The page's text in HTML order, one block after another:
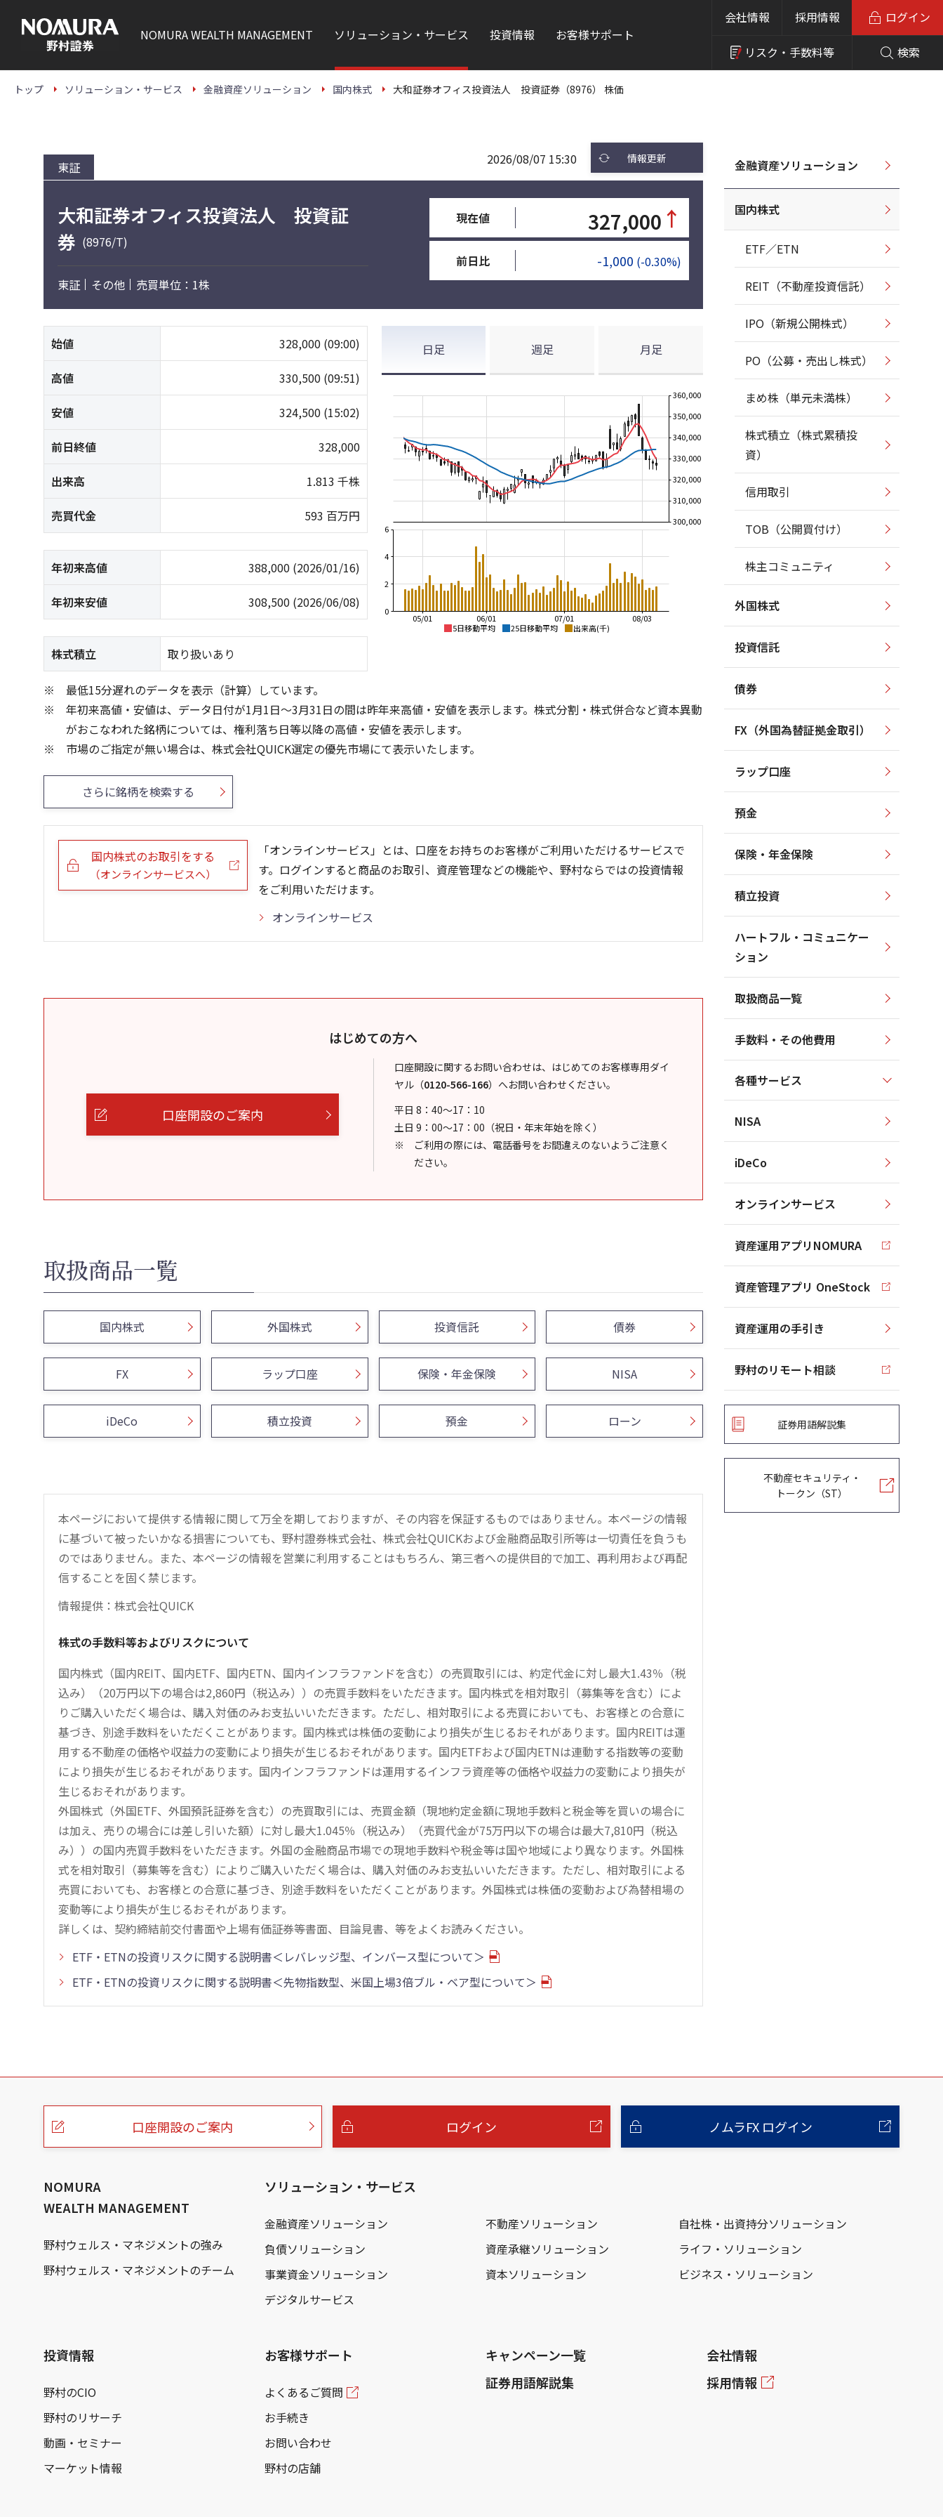
本
NOMURAWEALTH MANAGEMENT ソリューション・サービス 投資情報 お客様サポート
会社情報 採用情報
リスク・ 手数料等 検索
ログイン
トップ ソリューション・サービス 金融資産ソリューション 国内株式 大和証券オフィス投資法人 投資証券（8976） 株価
東証 2026/08/07 15:30 情報更新
大和証券オフィス投資法人 投資証
券 (8976/T)
東証 その他 売買単位：1株
現在値 327,000 ↑
前日比 -1,000 (-0.30%)
始値 328,000 (09:00)
高値 330,500 (09:51)
安値 324,500 (15:02)
前日終値 328,000
出来高 1.813 千株
売買代金 593 百万円
年初来高値 388,000 (2026/01/16)
年初来安値 308,500 (2026/06/08)
株式積立 取り扱いあり
日足 週足 月足
5日移動平均 25日移動平均 出来高(千)
08/03
07/01
06/01
05/01
300,000
310,000
320,000
330,000
340,000
350,000
360,000
0
2
4
6
0
1
360,000
0
1
最低15分遅れのデータを表示（計算）しています。
年初来高値・安値は、データ日付が1月1日～3月31日の間は昨年来高値・安値を表示します。株式分割・株式併合など資本異動
がおこなわれた銘柄については、権利落ち日等以降の高値・安値を表示します。
市場のご指定が無い場合は、株式会社QUICK選定の優先市場にて表示いたします。
さらに銘柄を検索する
国内株式のお取引をする
（オンラインサービスへ）
「オンラインサービス」とは、口座をお持ちのお客様がご利用いただけるサービスで
す。ログインすると商品のお取引、資産管理などの機能や、野村ならではの投資情報
をご利用いただけます。
オンラインサービス
はじめての方へ
口座開設のご案内
口座開設に関するお問い合わせは、はじめてのお客様専用ダイ
ヤル （0120-566-166） へお問い合わせください。
平日 8：40～17：10
土日 9：00～17：00（祝日・年末年始を除く）
ご利用の際には、電話番号をお間違えのないようご注意く
ださい。
取扱商品一覧
国内株式 外国株式 投資信託 債券
FX ラップ口座 保険・年金保険 NISA
iDeCo 積立投資 預金 ローン
本ページにおいて提供する情報に関して万全を期しておりますが、その内容を保証するものではありません。本ページの情報
に基づいて被ったいかなる損害についても、野村證券株式会社、株式会社QUICKおよび金融商品取引所等は一切責任を負うも
のではありません。また、本ページの情報を営業に利用することはもちろん、第三者への提供目的で加工、再利用および再配
信することを固く禁じます。
情報提供：株式会社QUICK
株式の手数料等およびリスクについて
国内株式（国内REIT、国内ETF、国内ETN、国内インフラファンドを含む）の売買取引には、約定代金に対し最大1.43％（税
込み）（20万円以下の場合は2,860円（税込み））の売買手数料をいただきます。国内株式を相対取引（募集等を含む）によ
りご購入いただく場合は、購入対価のみお支払いいただきます。ただし、相対取引による売買においても、お客様との合意に
基づき、別途手数料をいただくことがあります。国内株式は株価の変動により損失が生じるおそれがあります。国内REITは運
用する不動産の価格や収益力の変動により損失が生じるおそれがあります。国内ETFおよび国内ETNは連動する指数等の変動
により損失が生じるおそれがあります。国内インフラファンドは運用するインフラ資産等の価格や収益力の変動により損失が
生じるおそれがあります。
外国株式（外国ETF、外国預託証券を含む）の売買取引には、売買金額（現地約定金額に現地手数料と税金等を買いの場合に
は加え、売りの場合には差し引いた額）に対し最大1.045％（税込み）（売買代金が75万円以下の場合は最大7,810円（税込
み））の国内売買手数料をいただきます。外国の金融商品市場での現地手数料や税金等は国や地域により異なります。外国株
式を相対取引（募集等を含む）によりご購入いただく場合は、購入対価のみお支払いいただきます。ただし、相対取引による
売買においても、お客様との合意に基づき、別途手数料をいただくことがあります。外国株式は株価の変動および為替相場の
変動等により損失が生じるおそれがあります。
詳しくは、契約締結前交付書面や上場有価証券等書面、目論見書、等をよくお読みください。
ETF・ETNの投資リスクに関する説明書＜レバレッジ型、インバース型について＞
ETF・ETNの投資リスクに関する説明書＜先物指数型、米国上場3倍ブル・ベア型について＞
金融資産ソリューション
国内株式
ETF／ETN
REIT（不動産投資信託）
IPO（新規公開株式）
PO（公募・売出し株式）
まめ株（単元未満株）
株式積立（株式累積投
資）
信用取引
TOB（公開買付け）
株主コミュニティ
外国株式
投資信託
債券
FX（外国為替証拠金取引）
ラップ口座
預金
保険・年金保険
積立投資
ハートフル・コミュニケー
ション
取扱商品一覧
手数料・その他費用
各種サービス
NISA
iDeCo
オンラインサービス
資産運用アプリNOMURA
資産管理アプリ OneStock
資産運用の手引き
野村のリモート相談
証券用語解説集
不動産セキュリティ・
トークン（ST）
こ
口座開設のご案内 ログイン ノムラFX ログイン
NOMURA
WEALTH MANAGEMENT
野村ウェルス・マネジメントの強み
野村ウェルス・マネジメントのチーム
ソリューション・サービス
金融資産ソリューション 不動産ソリューション
自社株・出資持分ソリューション
負債ソリューション
資産承継ソリューション
ライフ・ソリューション
事業資金ソリューション
資本ソリューション
ビジネス・ソリューション
デジタルサービス
投資情報
野村のCIO
野村のリサーチ
動画・セミナー
マーケット情報
お客様サポート
よくあるご質問
お手続き
お問い合わせ
野村の店舗
キャンペーン一覧
証券用語解説集
会社情報
採用情報